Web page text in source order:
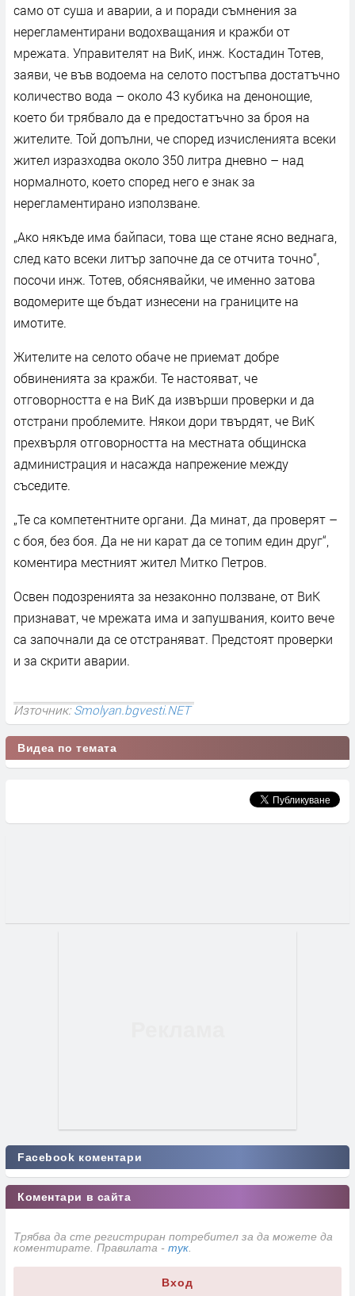
само от суша и аварии, а и поради съмнения за
нерегламентирани водохващания и кражби от
мрежата. Управителят на ВиК, инж. Костадин Тотев,
заяви, че във водоема на селото постъпва достатъчно
количество вода – около 43 кубика на денонощие,
което би трябвало да е предостатъчно за броя на
жителите. Той допълни, че според изчисленията всеки
жител изразходва около 350 литра дневно – над
нормалното, което според него е знак за
нерегламентирано използване.
„Ако някъде има байпаси, това ще стане ясно веднага,
след като всеки литър започне да се отчита точно“,
посочи инж. Тотев, обяснявайки, че именно затова
водомерите ще бъдат изнесени на границите на
имотите.
Жителите на селото обаче не приемат добре
обвиненията за кражби. Те настояват, че
отговорността е на ВиК да извърши проверки и да
отстрани проблемите. Някои дори твърдят, че ВиК
прехвърля отговорността на местната общинска
администрация и насажда напрежение между
съседите.
„Те са компетентните органи. Да минат, да проверят –
с боя, без боя. Да не ни карат да се топим един друг“,
коментира местният жител Митко Петров.
Освен подозренията за незаконно ползване, от ВиК
признават, че мрежата има и запушвания, които вече
са започнали да се отстраняват. Предстоят проверки
и за скрити аварии.
Източник:Smolyan.bgvesti.NET
Видеа по темата
Facebook коментари
Коментари в сайта
Трябва да сте регистриран потребител за да можете да
коментирате. Правилата - тук
Вход